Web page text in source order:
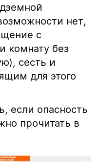
нет,
с
комнату без
сесть и
для этого
если опасность
прочитать в